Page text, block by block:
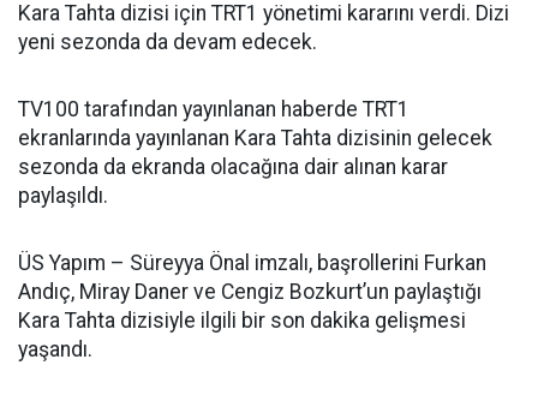
Kara Tahta dizisi için TRT1 yönetimi kararını verdi. Dizi
yeni sezonda da devam edecek.
TV100 tarafından yayınlanan haberde TRT1
ekranlarında yayınlanan Kara Tahta dizisinin gelecek
sezonda da ekranda olacağına dair alınan karar
paylaşıldı.
ÜS Yapım – Süreyya Önal imzalı, başrollerini Furkan
Andıç, Miray Daner ve Cengiz Bozkurt’un paylaştığı
Kara Tahta dizisiyle ilgili bir son dakika gelişmesi
yaşandı.